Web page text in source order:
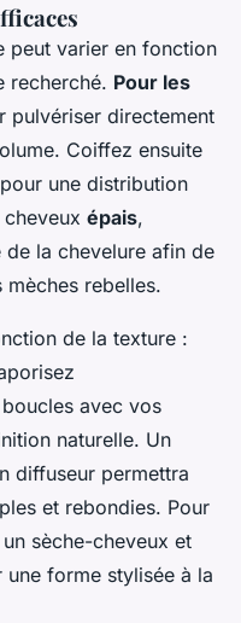
peut varier en fonction
recherché. Pour les
pulvériser directement
Coiffez ensuite
une distribution
épais,
la chevelure afin de
rebelles.
de la texture :
avec vos
naturelle. Un
diffuseur permettra
et rebondies. Pour
sèche-cheveux et
forme stylisée à la